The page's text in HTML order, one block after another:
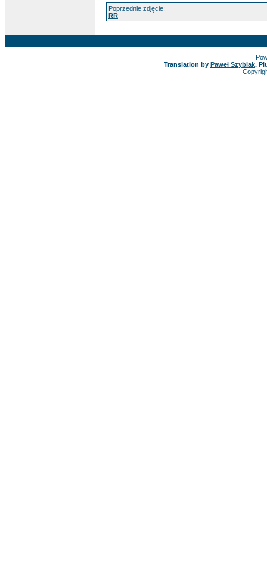
Poprzednie zdjęcie:
RR
Translation by Paweł Szybiak.